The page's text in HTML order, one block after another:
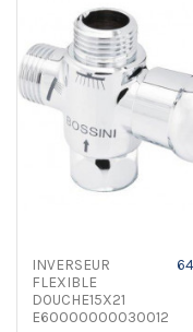
INVERSEUR
FLEXIBLE
DOUCHE15X21
E60000000030012